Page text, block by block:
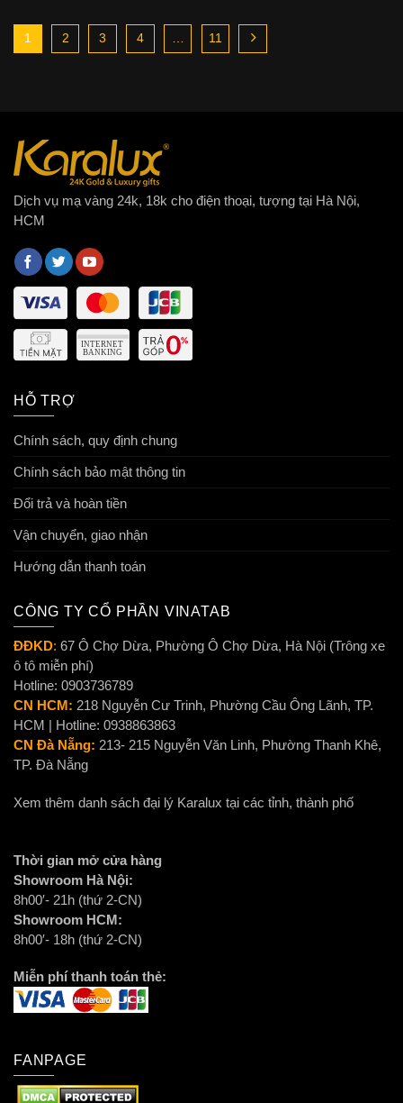
1 2 3 4 11
Dịch vụ mạ vàng 24k, 18k cho điện thoại, tượng tại Hà Nội,
HCM
HỖ TRỢ
Chính sách, quy định chung
Chính sách bảo mật thông tin
Đổi trả và hoàn tiền
Vận chuyển, giao nhận
Hướng dẫn thanh toán
CÔNG TY CỔ PHẦN VINATAB
ĐĐKD: 67 Ô Chợ Dừa, Phường Ô Chợ Dừa, Hà Nội (Trông xe
ô tô miễn phí)
Hotline: 0903736789
CN HCM: 218 Nguyễn Cư Trinh, Phường Cầu Ông Lãnh, TP.
HCM | Hotline: 0938863863
CN Đà Nẵng: 213- 215 Nguyễn Văn Linh, Phường Thanh Khê,
TP. Đà Nẵng
Xem thêm danh sách đại lý Karalux tại các tỉnh, thành phố
Thời gian mở cửa hàng
Showroom Hà Nội:
8h00′- 21h (thứ 2-CN)
Showroom HCM:
8h00′- 18h (thứ 2-CN)
Miễn phí thanh toán thẻ:
FANPAGE